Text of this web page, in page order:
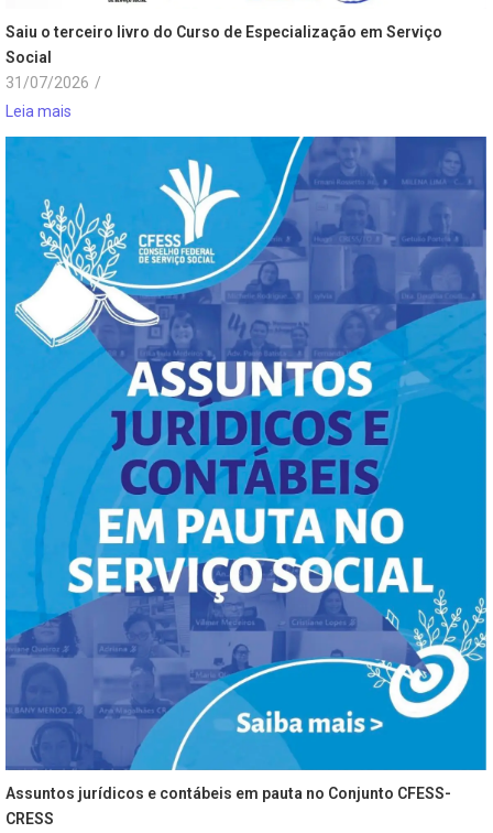
Saiu o terceiro livro do Curso de Especialização em Serviço
Social
31/07/2026 /
Leia mais
Assuntos jurídicos e contábeis em pauta no Conjunto CFESS-
CRESS